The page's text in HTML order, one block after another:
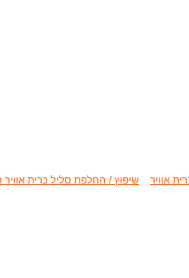
אוויר שיפוץ / החלפת סליל כרית אוויר